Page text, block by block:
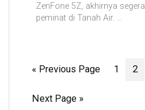
ZenFone 5Z, akhirnya
peminat di Tanah Air. ...
« Previous Page 1 2
Next Page »